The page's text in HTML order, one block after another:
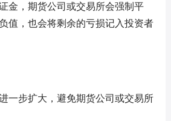
金，期货公司或交易所会强制平
值，也会将剩余的亏损记入投资者
一步扩大，避免期货公司或交易所